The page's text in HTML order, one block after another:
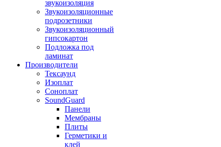
звукоизоляция
Звукоизоляционные
подрозетники
Звукоизоляционный
гипсокартон
Подложка под
ламинат
Производители
Тексаунд
Изоплат
Соноплат
SoundGuard
Панели
Мембраны
Плиты
Герметики и
клей